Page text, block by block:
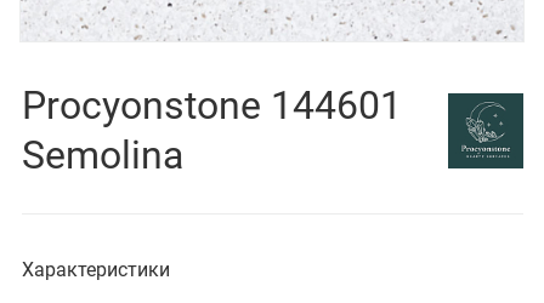
Procyonstone 144601
Semolina
Характеристики